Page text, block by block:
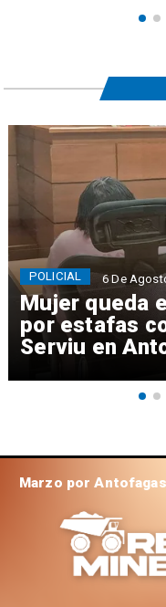
Mujer queda
por estafas
Serviu en
POLICIAL 6 De
Marzo por